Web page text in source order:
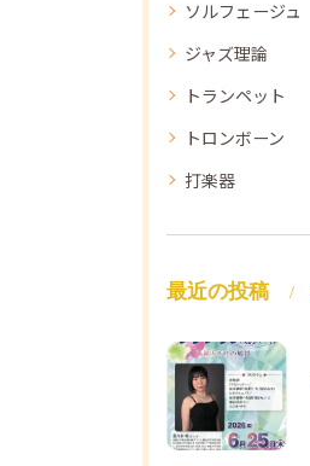
ソルフェージュ
ジャズ理論
トランペット
トロンボーン
打楽器
最近の投稿